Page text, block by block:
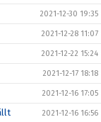
2021-12-30 19:35
2021-12-28 11:07
2021-12-22 15:24
2021-12-17 18:18
2021-12-16 17:05
2021-12-16 16:56